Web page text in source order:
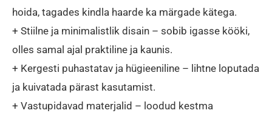
hoida, tagades kindla haarde ka märgade kätega.
+ Stiilne ja minimalistlik disain – sobib igasse kööki,
olles samal ajal praktiline ja kaunis.
+ Kergesti puhastatav ja hügieeniline – lihtne loputada
ja kuivatada pärast kasutamist.
+ Vastupidavad materjalid – loodud kestma